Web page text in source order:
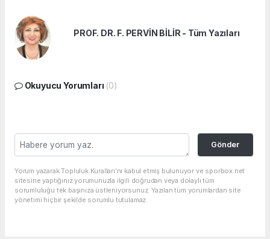
PROF. DR. F. PERVİN BİLİR - Tüm Yazıları
Okuyucu Yorumları (0)
Gönder
Yorum yazarak Topluluk Kuralları’nı kabul etmiş bulunuyor ve sporbox.net
sitesine yaptığınız yorumunuzla ilgili doğrudan veya dolaylı tüm
sorumluluğu tek başınıza üstleniyorsunuz. Yazılan tüm yorumlardan site
yönetimi hiçbir şekilde sorumlu tutulamaz.